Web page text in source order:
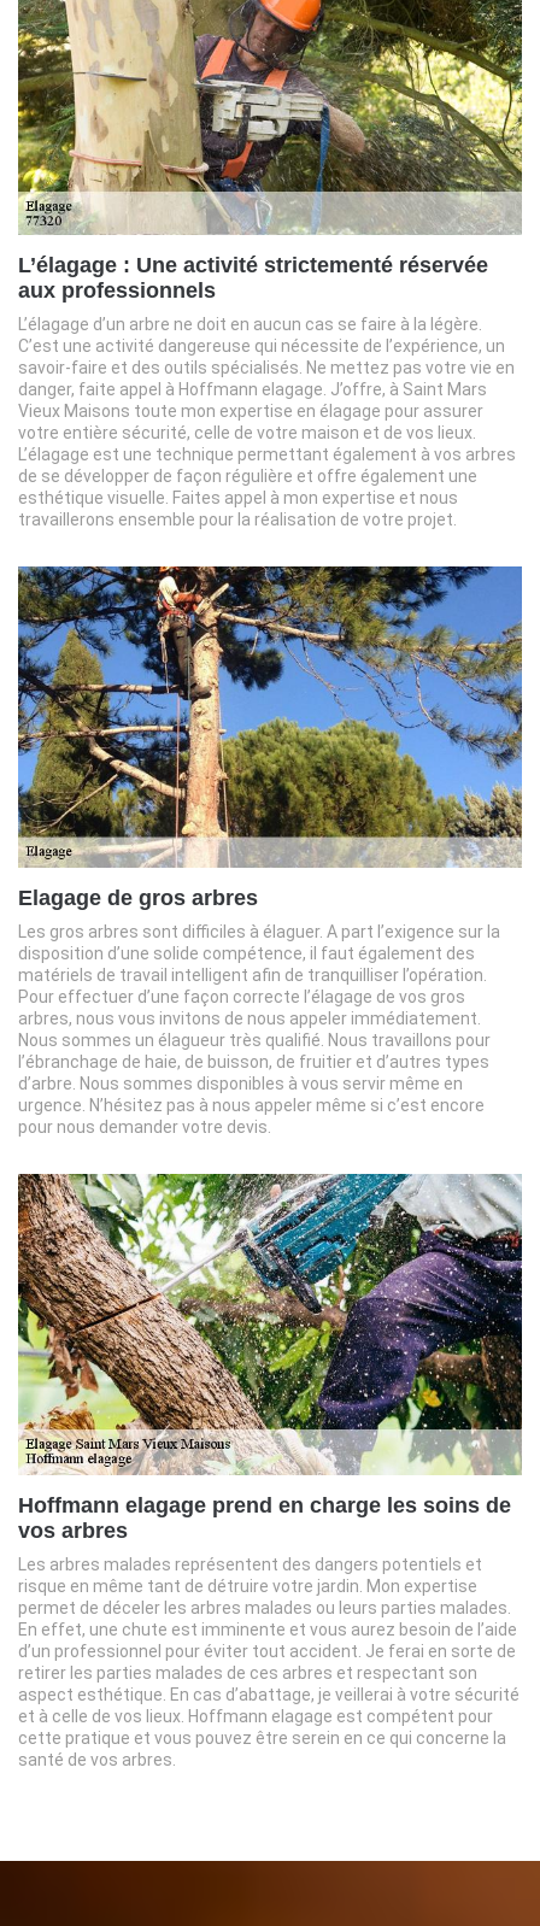
L’élagage : Une activité strictementé réservée
aux professionnels
L’élagage d’un arbre ne doit en aucun cas se faire à la légère.
C’est une activité dangereuse qui nécessite de l’expérience, un
savoir-faire et des outils spécialisés. Ne mettez pas votre vie en
danger, faite appel à Hoffmann elagage. J’offre, à Saint Mars
Vieux Maisons toute mon expertise en élagage pour assurer
votre entière sécurité, celle de votre maison et de vos lieux.
L’élagage est une technique permettant également à vos arbres
de se développer de façon régulière et offre également une
esthétique visuelle. Faites appel à mon expertise et nous
travaillerons ensemble pour la réalisation de votre projet.
Elagage de gros arbres
Les gros arbres sont difficiles à élaguer. A part l’exigence sur la
disposition d’une solide compétence, il faut également des
matériels de travail intelligent afin de tranquilliser l’opération.
Pour effectuer d’une façon correcte l’élagage de vos gros
arbres, nous vous invitons de nous appeler immédiatement.
Nous sommes un élagueur très qualifié. Nous travaillons pour
l’ébranchage de haie, de buisson, de fruitier et d’autres types
d’arbre. Nous sommes disponibles à vous servir même en
urgence. N’hésitez pas à nous appeler même si c’est encore
pour nous demander votre devis.
Hoffmann elagage prend en charge les soins de
vos arbres
Les arbres malades représentent des dangers potentiels et
risque en même tant de détruire votre jardin. Mon expertise
permet de déceler les arbres malades ou leurs parties malades.
En effet, une chute est imminente et vous aurez besoin de l’aide
d’un professionnel pour éviter tout accident. Je ferai en sorte de
retirer les parties malades de ces arbres et respectant son
aspect esthétique. En cas d’abattage, je veillerai à votre sécurité
et à celle de vos lieux. Hoffmann elagage est compétent pour
cette pratique et vous pouvez être serein en ce qui concerne la
santé de vos arbres.